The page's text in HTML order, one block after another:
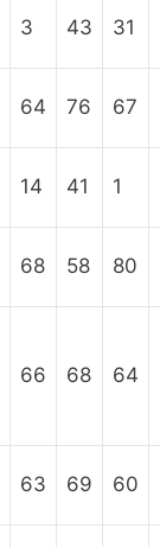
3 43 31
64 76 67
14 41 1
68 58 80
66 68 64
63 69 60